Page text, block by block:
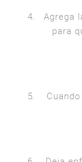
Agrega
para